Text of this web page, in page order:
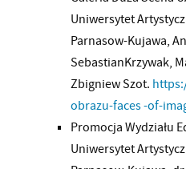
Uniwersytet
Parnasow-Kujawa,
SebastianKrzywak,
Zbigniew Szot.
obrazu-faces -of-
Promocja Wydziału
Uniwersytet